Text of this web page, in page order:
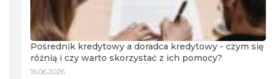
Pośrednik kredytowy a doradca kredytowy - czym się
różnią i czy warto skorzystać z ich pomocy?
16.06.2026